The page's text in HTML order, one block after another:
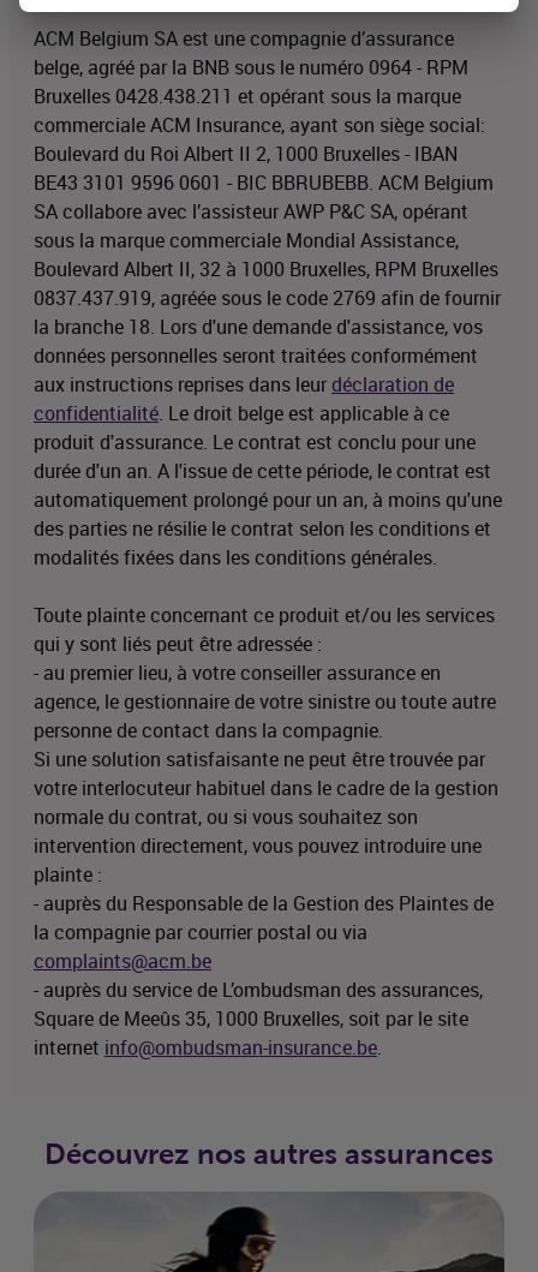
ACM Belgium SA est une compagnie d’assurance
belge, agréé par la BNB sous le numéro 0964 - RPM
Bruxelles 0428.438.211 et opérant sous la marque
commerciale ACM Insurance, ayant son siège social:
Boulevard du Roi Albert II 2, 1000 Bruxelles - IBAN
BE43 3101 9596 0601 - BIC BBRUBEBB. ACM Belgium
SA collabore avec l’assisteur AWP P&C SA, opérant
sous la marque commerciale Mondial Assistance,
Boulevard Albert II, 32 à 1000 Bruxelles, RPM Bruxelles
0837.437.919, agréée sous le code 2769 afin de fournir
la branche 18. Lors d'une demande d'assistance, vos
données personnelles seront traitées conformément
aux instructions reprises dans leur déclaration de
confidentialité. Le droit belge est applicable à ce
produit d'assurance. Le contrat est conclu pour une
durée d'un an. A l'issue de cette période, le contrat est
automatiquement prolongé pour un an, à moins qu'une
des parties ne résilie le contrat selon les conditions et
modalités fixées dans les conditions générales.
Toute plainte concernant ce produit et/ou les services
qui y sont liés peut être adressée :
- au premier lieu, à votre conseiller assurance en
agence, le gestionnaire de votre sinistre ou toute autre
personne de contact dans la compagnie.
Si une solution satisfaisante ne peut être trouvée par
votre interlocuteur habituel dans le cadre de la gestion
normale du contrat, ou si vous souhaitez son
intervention directement, vous pouvez introduire une
plainte :
- auprès du Responsable de la Gestion des Plaintes de
la compagnie par courrier postal ou via
complaints@acm.be
- auprès du service de L’ombudsman des assurances,
Square de Meeûs 35, 1000 Bruxelles, soit par le site
internet info@ombudsman-insurance.be.
Découvrez nos autres assurances